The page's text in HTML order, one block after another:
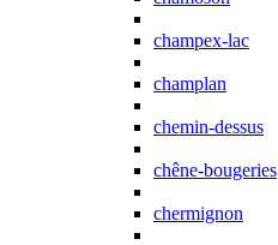
champex-lac
champlan
chemin-dessus
chêne-bougeries
chermignon